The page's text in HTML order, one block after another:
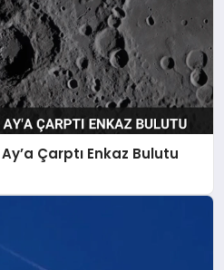
Çarptı Enkaz Bulutu